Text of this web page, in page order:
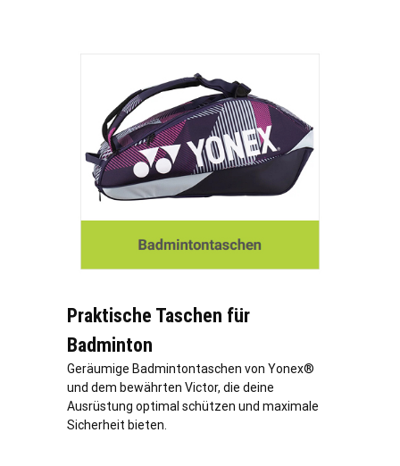
Praktische Taschen für
Badminton
Geräumige Badmintontaschen von Yonex®
und dem bewährten Victor, die deine
Ausrüstung optimal schützen und maximale
Sicherheit bieten.